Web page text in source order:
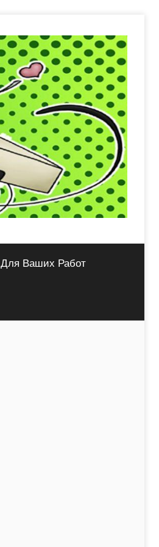
Для Ваших Работ